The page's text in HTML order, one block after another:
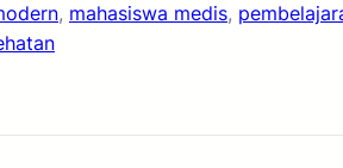
, mahasiswa medis,